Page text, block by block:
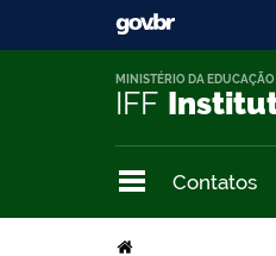
IFF
MINISTÉRIO DA EDUCAÇÃO
Contatos